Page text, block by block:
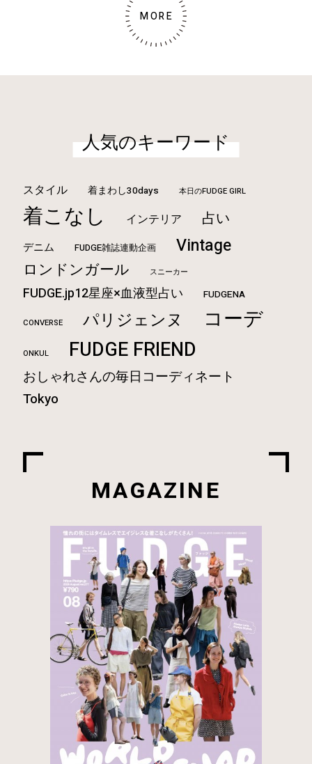
MORE
人気のキーワード
スタイル 着まわし30days 本日のFUDGE GIRL
着こなし インテリア 占い
デニム FUDGE雑誌連動企画 Vintage
ロンドンガール スニーカー
FUDGE.jp12星座×血液型占い FUDGENA
CONVERSE パリジェンヌ コーデ
ONKUL FUDGE FRIEND
おしゃれさんの毎日コーディネート
Tokyo
MAGAZINE